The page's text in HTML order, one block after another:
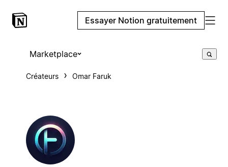
Essayer Notion gratuitement
Marketplace
Créateurs Omar Faruk